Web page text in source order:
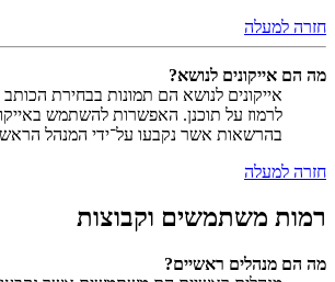
חזרה למעלה
מה הם אייקונים לנושא?
אייקונים לנושא הם תמונות בבחירת
לרמוז על תוכנן. האפשרות להשתמש
בהרשאות אשר נקבעו על־ידי המנהל
חזרה למעלה
רמות משתמשים וקבוצות
מה הם מנהלים ראשיים?